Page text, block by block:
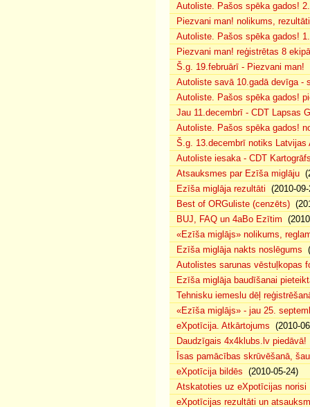
Autoliste. Pašos spēka gados!
Piezvani man! nolikums,
Autoliste. Pašos spēka gados!
Piezvani man! reģistrētas 8
Š.g. 19.februārī - Piezvani man!
Autoliste savā 10.gadā devīga -
Autoliste. Pašos spēka gados!
Jau 11.decembrī - CDT Lapsas
Autoliste. Pašos spēka gados!
Š.g. 13.decembrī notiks Latvijas
Autoliste iesaka - CDT
Atsauksmes par Ezīša miglāju
Ezīša miglāja rezultāti (2010-
Best of ORGuliste (cenzēts)
BUJ, FAQ un 4aBo Ezītim
«Ezīša miglājs» nolikums,
Ezīša miglāja nakts noslēgums
Autolistes sarunas vēstuļkopas
Ezīša miglāja baudīšanai
Tehnisku iemeslu dēļ
«Ezīša miglājs» - jau 25.
eXpotīcija. Atkārtojums (2010-
Daudzīgais 4x4klubs.lv piedāvā!
Īsas pamācības skrūvēšanā,
eXpotīcija bildēs (2010-05-24)
Atskatoties uz eXpotīcijas norisi
eXpotīcijas rezultāti un